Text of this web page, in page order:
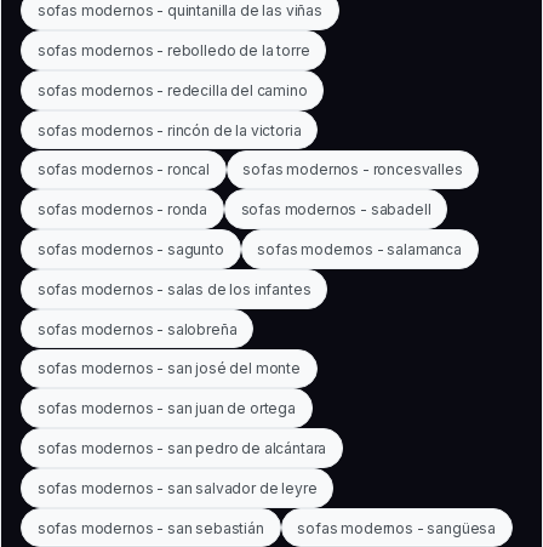
sofas modernos - quintanilla de las viñas
sofas modernos - rebolledo de la torre
sofas modernos - redecilla del camino
sofas modernos - rincón de la victoria
sofas modernos - roncal sofas modernos - roncesvalles
sofas modernos - ronda sofas modernos - sabadell
sofas modernos - sagunto sofas modernos - salamanca
sofas modernos - salas de los infantes
sofas modernos - salobreña
sofas modernos - san josé del monte
sofas modernos - san juan de ortega
sofas modernos - san pedro de alcántara
sofas modernos - san salvador de leyre
sofas modernos - san sebastián sofas modernos - sangüesa